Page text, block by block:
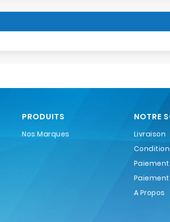
PRODUITS
Nos Marques
NOTRE
Livraison
Paiement
A Propos